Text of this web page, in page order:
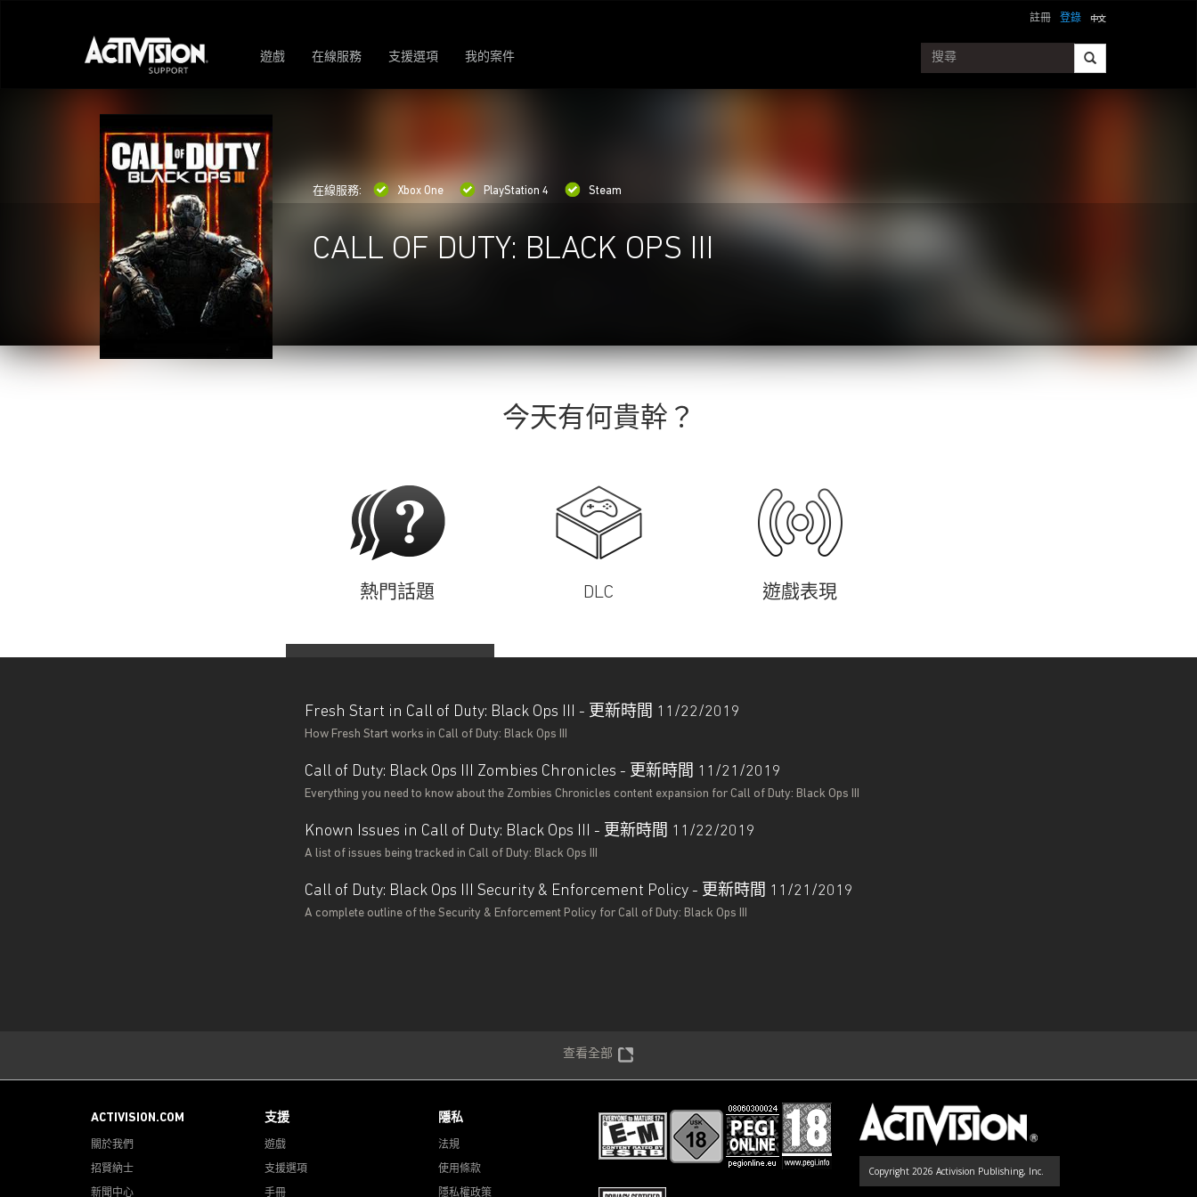
登錄
註冊
遊戲 在線服務 支援選項 我的案件
在線服務: Xbox One PlayStation 4 Steam
CALL OF DUTY: BLACK OPS III
今天有何貴幹？
熱門話題 DLC 遊戲表現
Fresh Start in Call of Duty: Black Ops III - 更新時間 11/22/2019
How Fresh Start works in Call of Duty: Black Ops III
Call of Duty: Black Ops III Zombies Chronicles - 更新時間 11/21/2019
Everything you need to know about the Zombies Chronicles content expansion for Call of Duty: Black Ops III
Known Issues in Call of Duty: Black Ops III - 更新時間 11/22/2019
A list of issues being tracked in Call of Duty: Black Ops III
Call of Duty: Black Ops III Security & Enforcement Policy - 更新時間 11/21/2019
A complete outline of the Security & Enforcement Policy for Call of Duty: Black Ops III
查看全部
ACTIVISION.COM
關於我們
招賢納士
新聞中心
支援
遊戲
支援選項
手冊
隱私
法規
使用條款
隱私權政策
Copyright 2026 Activision Publishing, Inc.